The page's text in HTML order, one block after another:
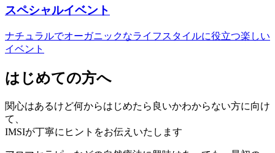
スペシャルイベント
ナチュラルでオーガニックなライフスタイルに役立つ楽しい
イベント
はじめての方へ
関心はあるけど何からはじめたら良いかわからない方に向け
て、
IMSIが丁寧にヒントをお伝えいたします